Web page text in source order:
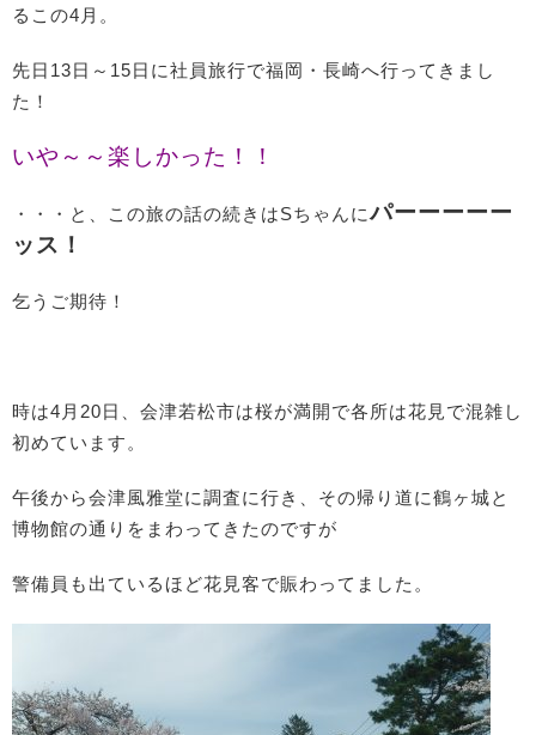
るこの4月。
先日13日～15日に社員旅行で福岡・長崎へ行ってきまし
た！
いや～～楽しかった！！
・・・と、この旅の話の続きはSちゃんにパーーーーー
ッス！
乞うご期待！
時は4月20日、会津若松市は桜が満開で各所は花見で混雑し
初めています。
午後から会津風雅堂に調査に行き、その帰り道に鶴ヶ城と
博物館の通りをまわってきたのですが
警備員も出ているほど花見客で賑わってました。